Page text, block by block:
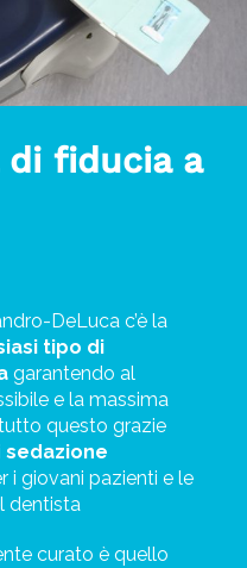
fiducia a
DeLuca c’è la
tipo di
garantendo al
e la massima
questo grazie
sedazione
i giovani pazienti e le
dentista
curato è quello